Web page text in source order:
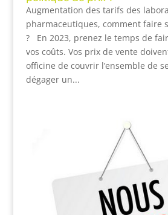
Augmentation des tarifs des
pharmaceutiques, comment faire
? En 2023, prenez le temps de
vos coûts. Vos prix de vente
officine de couvrir l’ensemble de
dégager un...